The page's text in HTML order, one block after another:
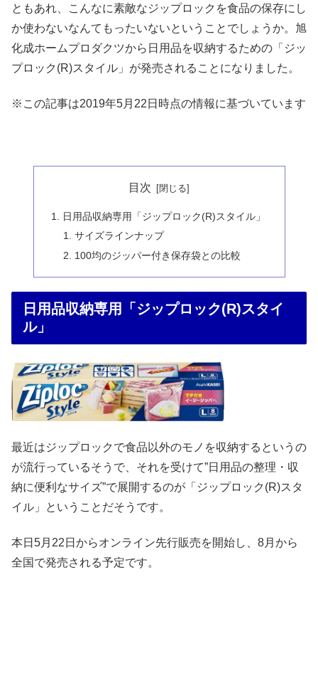
ともあれ、こんなに素敵なジップロックを食品の保存にし
か使わないなんてもったいないということでしょうか。旭
化成ホームプロダクツから日用品を収納するための「ジッ
プロック(R)スタイル」が発売されることになりました。
※この記事は2019年5月22日時点の情報に基づいています
目次
日用品収納専用「ジップロック(R)スタイル」
サイズラインナップ
100均のジッパー付き保存袋との比較
日用品収納専用「ジップロック(R)スタイ
ル」
最近はジップロックで食品以外のモノを収納するというの
が流行っているそうで、それを受けて”日用品の整理・収
納に便利なサイズ”で展開するのが「ジップロック(R)スタ
イル」ということだそうです。
本日5月22日からオンライン先行販売を開始し、8月から
全国で発売される予定です。